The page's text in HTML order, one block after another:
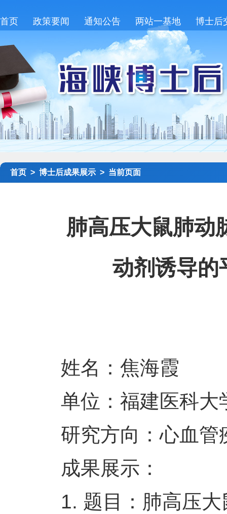
首页 政策要闻 通知公告 两站一基地 博士后
首页 > 博士后成果展示 > 当前页面
肺高压大鼠肺动
动剂诱导
姓名：焦海霞
单位：福建医科大
研究方向：心血管
成果展示：
1. 题目：肺高压